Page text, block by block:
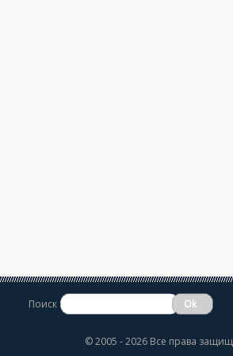
Поиск
©2005 - 2026 Все права